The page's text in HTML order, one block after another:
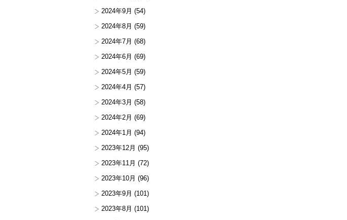
2024年9月 (54)
2024年8月 (59)
2024年7月 (68)
2024年6月 (69)
2024年5月 (59)
2024年4月 (57)
2024年3月 (58)
2024年2月 (69)
2024年1月 (94)
2023年12月 (95)
2023年11月 (72)
2023年10月 (96)
2023年9月 (101)
2023年8月 (101)